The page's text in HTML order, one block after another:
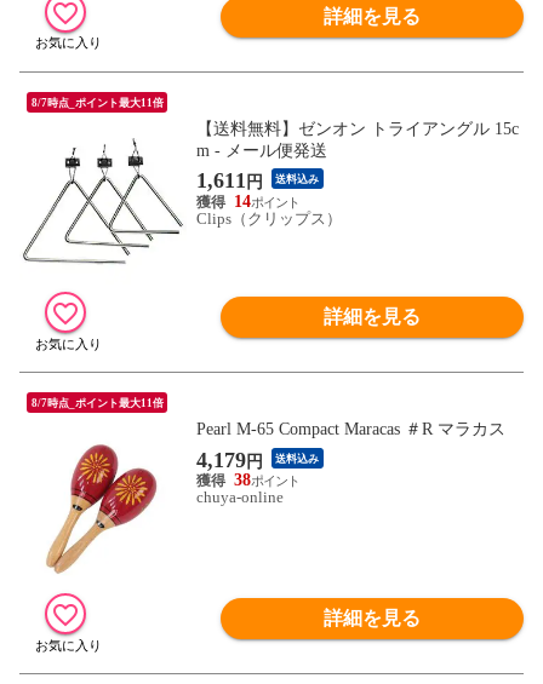
詳細を見る
8/7時点_ポイント最大11倍
【送料無料】ゼンオン トライアングル 15c
m - メール便発送
1,611 円 送料込み
14
Clips（クリップス）
詳細を見る
8/7時点_ポイント最大11倍
Pearl M-65 Compact Maracas ＃R マラカス
4,179円 送料込み
38
chuya-online
詳細を見る